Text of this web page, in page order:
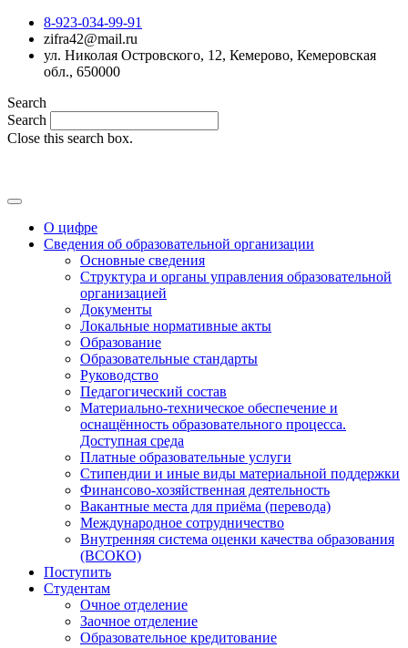
8-923-034-99-91
zifra42@mail.ru
ул. Николая Островского, 12, Кемерово, Кемеровская
обл., 650000
Search
Search
Close this search box.
О цифре
Сведения об образовательной организации
Основные сведения
Структура и органы управления образовательной
организацией
Документы
Локальные нормативные акты
Образование
Образовательные стандарты
Руководство
Педагогический состав
Материально-техническое обеспечение и
оснащённость образовательного процесса.
Доступная среда
Платные образовательные услуги
Стипендии и иные виды материальной поддержки
Финансово-хозяйственная деятельность
Вакантные места для приёма (перевода)
Международное сотрудничество
Внутренняя система оценки качества образования
(ВСОКО)
Поступить
Студентам
Очное отделение
Заочное отделение
Образовательное кредитование